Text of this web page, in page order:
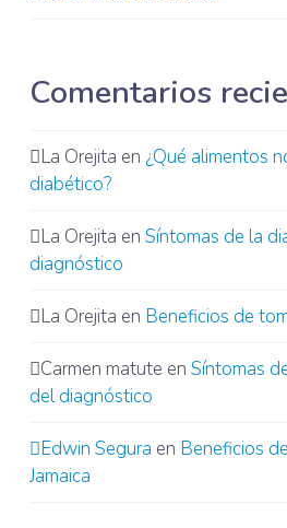
Comentarios
La Orejita en ¿Qué alimentos
diabético?
La Orejita en Síntomas de la
diagnóstico
La Orejita en Beneficios de
Carmen matute en Síntomas
del diagnóstico
Edwin Segura en Beneficios
Jamaica